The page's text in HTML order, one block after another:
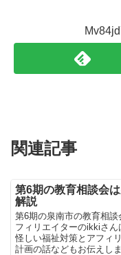
関連記事
第6期の教育相談会
解説
第6期の泉南市の教育相
フィリエイターのikkiさん
怪しい福祉対策とアフィ
計画の話などもお伝えしま